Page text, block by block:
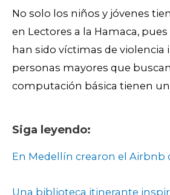
No solo los niños y jóvenes
en Lectores a la Hamaca,
han sido víctimas de violencia
personas mayores que
computación básica tienen un
Siga leyendo:
En Medellín crearon el Airbnb
Una biblioteca itinerante